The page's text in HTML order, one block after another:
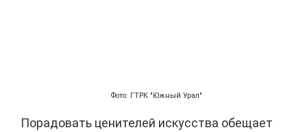
Фото: ГТРК "Южный Урал"
Порадовать ценителей искусства обещает